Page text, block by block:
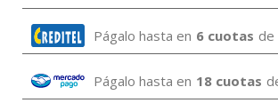
Págalo hasta en 6 cuotas de
Págalo hasta en 18 cuotas